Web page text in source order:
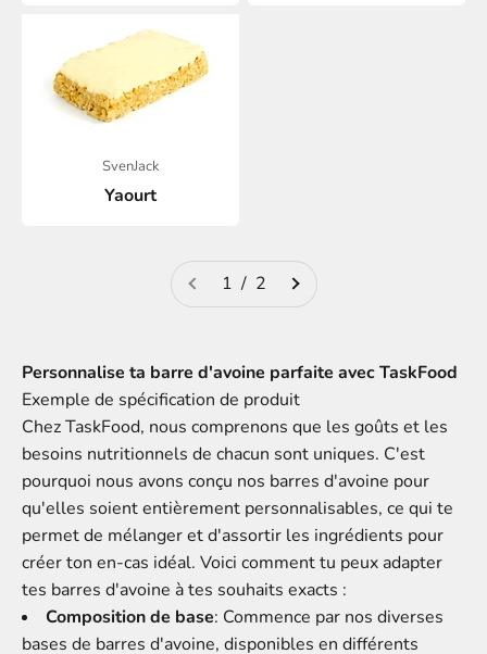
SvenJack
Yaourt
1 / 2
Personnalise ta barre d'avoine parfaite avec TaskFood
Exemple de spécification de produit
Chez TaskFood, nous comprenons que les goûts et les
besoins nutritionnels de chacun sont uniques. C'est
pourquoi nous avons conçu nos barres d'avoine pour
qu'elles soient entièrement personnalisables, ce qui te
permet de mélanger et d'assortir les ingrédients pour
créer ton en-cas idéal. Voici comment tu peux adapter
tes barres d'avoine à tes souhaits exacts :
Composition de base: Commence par nos diverses
bases de barres d'avoine, disponibles en différents